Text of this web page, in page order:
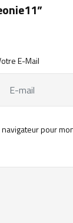
E-Mail
pour